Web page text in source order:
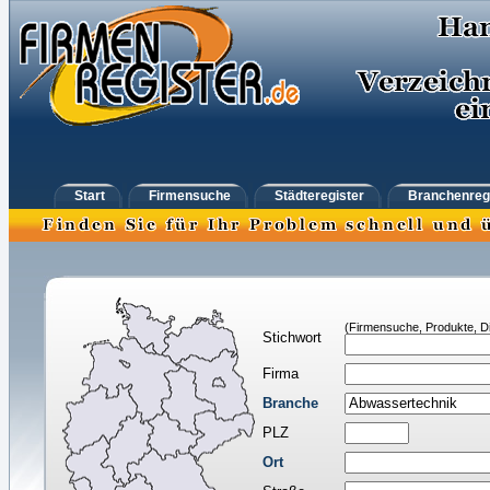
Start Firmensuche Städteregister
Stichwort
(Firmensuche, Produkte,
Firma
Branche
PLZ
Ort